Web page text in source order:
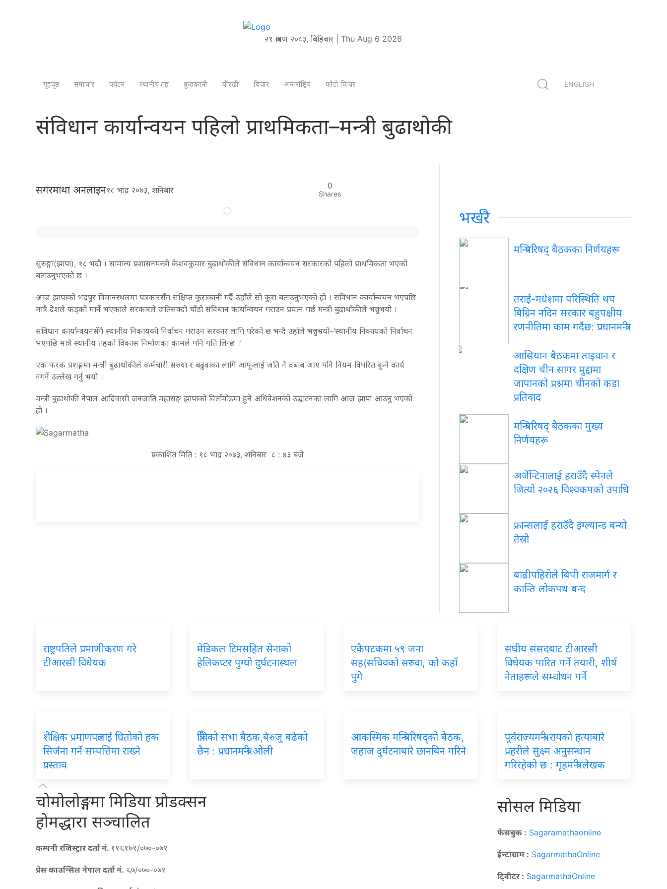
२१ श्रावण २०८३, बिहिबार | Thu Aug 6 2026
गृहपृष्ठ समाचार पर्यटन स्थानीय तह कुराकानी पौरखी विचार अन्तर्राष्ट्रिय फोटो फिचर ENGLISH
संविधान कार्यान्वयन पहिलो प्राथमिकता–मन्त्री बुढाथोकी
सगरमाथा अनलाइन१८ भाद्र २०७३, शनिबार 0
Shares
सुरुङ्गा(झापा), १८ भदौ । सामान्य प्रशासनमन्त्री केशवकुमार बुढाथोकीले संविधान कार्यान्वयन सरकारको पहिलो प्राथमिकता भएको
बताउनुभएको छ ।
आज झापाको भद्रपुर विमानस्थलमा पत्रकारसँग संक्षिप्त कुराकानी गर्दै उहाँले सो कुरा बताउनुभएको हो । संविधान कार्यान्वयन भएपछि
मात्रै देशले फड्को मार्ने भएकाले सरकारले जतिसक्दो चाँडो संविधान कार्यान्वयन गराउन प्रयत्न गर्छ मन्त्री बुढाथोकीले भन्नुभयो ।
संविधान कार्यान्वयनसँगै स्थानीय निकायको निर्वाचन गराउन सरकार लागि परेको छ भन्दै उहाँले भन्नुभयो–‘स्थानीय निकायको निर्वाचन
भएपछि मात्रै स्थानीय तहको विकास निर्माणका कामले पनि गति लिन्छ ।’
एक फरक प्रशङ्गमा मन्त्री बुढाथोकीले कर्मचारी सरुवा र बढुवाका लागि आफूलाई जति नै दबाब आए पनि नियम विपरित कुनै कार्य
नगर्ने उल्लेख गर्नु भयो ।
मन्त्री बुढाथोकी नेपाल आदिवासी जनजाति महासङ्घ झापाको विर्तामोडमा हुने अधिवेशनको उद्घाटनका लागि आज झापा आउनु भएको
हो ।
प्रकाशित मिति : १८ भाद्र २०७३, शनिबार ८ : ४३ बजे
भर्खरै
मन्त्रिपरिषद् बैठकका निर्णयहरू
तराई-मधेशमा परिस्थिति थप
बिग्रिन नदिन सरकार बहुपक्षीय
रणनीतिमा काम गर्दैछ: प्रधानमन्त्री
आसियान बैठकमा ताइवान र
दक्षिण चीन सागर मुद्दामा
जापानको प्रश्नमा चीनको कडा
प्रतिवाद
मन्त्रिपरिषद् बैठकका मुख्य
निर्णयहरू
अर्जेन्टिनालाई हराउँदै स्पेनले
जित्यो २०२६ विश्वकपको उपाधि
फ्रान्सलाई हराउँदै इंग्ल्यान्ड बन्यो
तेस्रो
बाढीपहिरोले बिपी राजमार्ग र
कान्ति लोकपथ बन्द
राष्ट्रपतिले प्रमाणीकरण गरे
टीआरसी विधेयक
मेडिकल टिमसहित सेनाको
हेलिकप्टर पुग्यो दुर्घटनास्थल
एकैपटकमा ५९ जना
सह(सचिवको सरुवा, को कहाँ
पुगे
संघीय संसदबाट टीआरसी
विधेयक पारित गर्ने तयारी, शीर्ष
नेताहरूले सम्वोधन गर्ने
शैक्षिक प्रमाणपत्रलाई धितोको हक
सिर्जना गर्ने सम्पत्तिमा राख्ने
प्रस्ताव
त्रिविको सभा बैठक,बेरुजु बढेको
छैन : प्रधानमन्त्री ओली
आकस्मिक मन्त्रिपरिषद्को बैठक,
जहाज दुर्घटनाबारे छानबिन गरिने
पूर्वराज्यमन्त्री रायको हत्याबारे
प्रहरीले सुक्ष्म अनुसन्धान
गरिरहेको छ : गृहमन्त्री लेखक
चोमोलोङ्गमा मिडिया प्रोडक्सन
होमद्धारा सञ्चालित
कम्पनी रजिस्ट्रार दर्ता नं. ११६१७१/०७०-०७१
प्रेस काउन्सिल नेपाल दर्ता नं. ६७/०७०-०७१
सोसल मिडिया
फेसबुक : Sagaramathaonline
ईन्टाग्राम : SagarmathaOnline
टि्वीटर : SagarmathaOnline